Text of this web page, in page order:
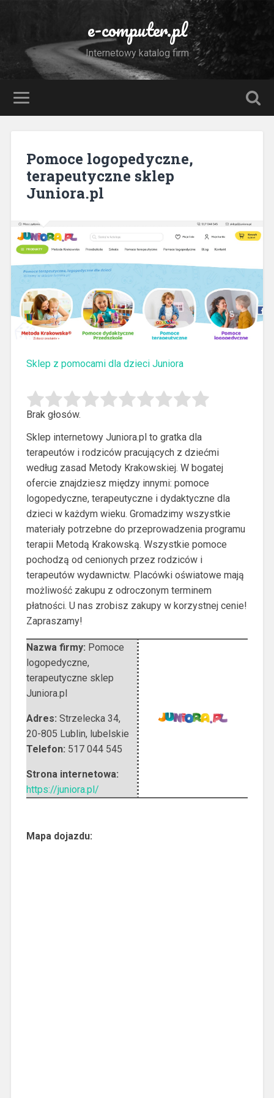
e-computer.pl
Internetowy katalog firm
Pomoce logopedyczne,
terapeutyczne sklep
Juniora.pl
Sklep z pomocami dla dzieci Juniora
Brak głosów.
Sklep internetowy Juniora.pl to gratka dla
terapeutów i rodziców pracujących z dziećmi
według zasad Metody Krakowskiej. W bogatej
ofercie znajdziesz między innymi: pomoce
logopedyczne, terapeutyczne i dydaktyczne dla
dzieci w każdym wieku. Gromadzimy wszystkie
materiały potrzebne do przeprowadzenia programu
terapii Metodą Krakowską. Wszystkie pomoce
pochodzą od cenionych przez rodziców i
terapeutów wydawnictw. Placówki oświatowe mają
możliwość zakupu z odroczonym terminem
płatności. U nas zrobisz zakupy w korzystnej cenie!
Zapraszamy!
Nazwa firmy: Pomoce
logopedyczne,
terapeutyczne sklep
Juniora.pl
Adres: Strzelecka 34,
20-805 Lublin, lubelskie
Telefon: 517 044 545
Strona internetowa:
https://juniora.pl/
Mapa dojazdu: